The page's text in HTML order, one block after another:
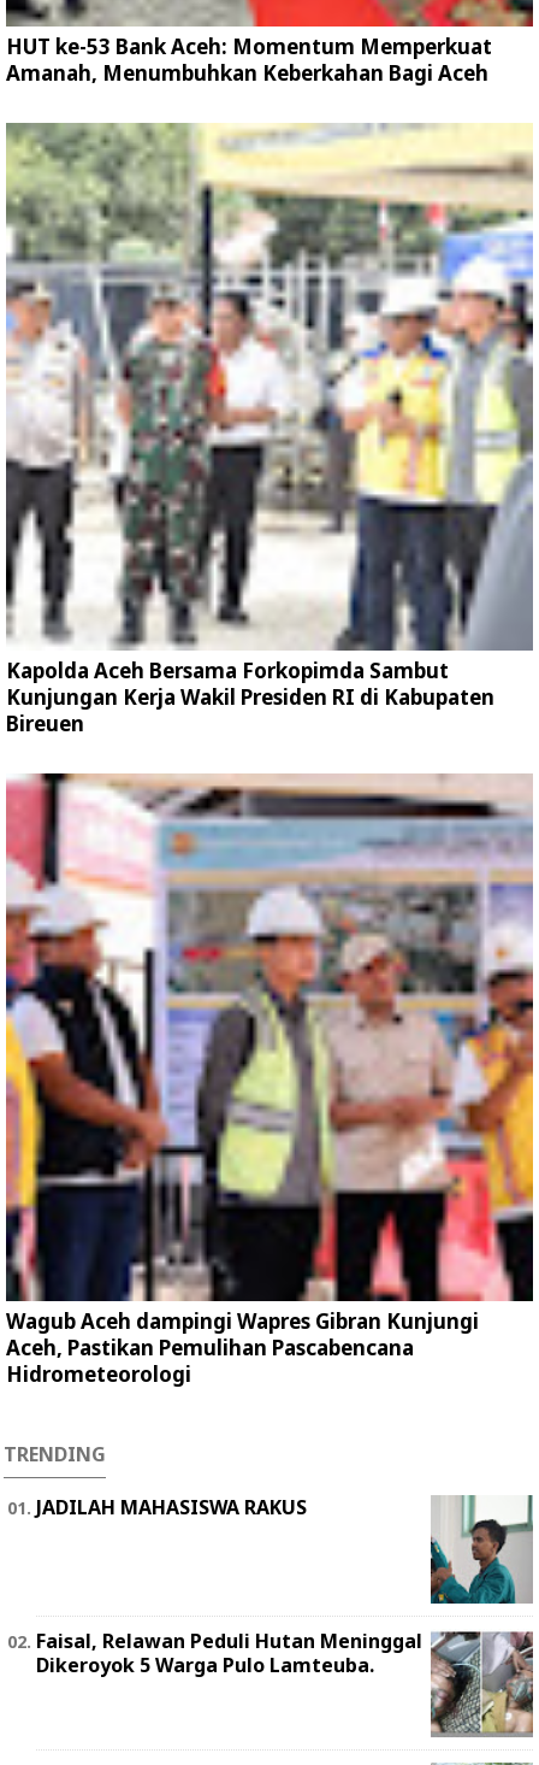
HUT ke-53 Bank Aceh: Momentum Memperkuat
Amanah, Menumbuhkan Keberkahan Bagi Aceh
Kapolda Aceh Bersama Forkopimda Sambut
Kunjungan Kerja Wakil Presiden RI di Kabupaten
Bireuen
Wagub Aceh dampingi Wapres Gibran Kunjungi
Aceh, Pastikan Pemulihan Pascabencana
Hidrometeorologi
TRENDING
JADILAH MAHASISWA RAKUS
Faisal, Relawan Peduli Hutan Meninggal
Dikeroyok 5 Warga Pulo Lamteuba.